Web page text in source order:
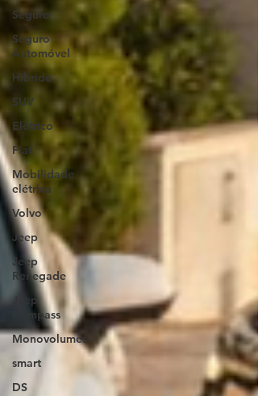
Seguro
Seguro
Automóvel
Híbrido
SUV
Elétrico
Fiat
Mobilidade
elétrica
Volvo
Jeep
Jeep
Renegade
Jeep
Compass
Monovolumes
smart
DS